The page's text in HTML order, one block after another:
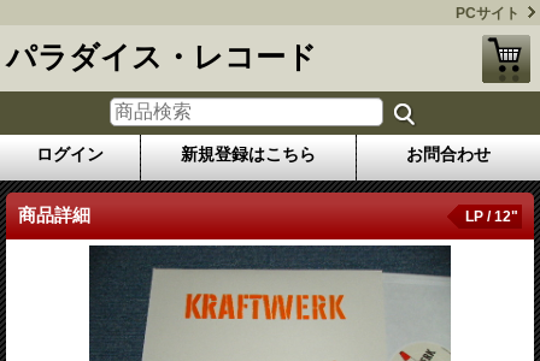
PCサイト
パラダイス・レコード
ログイン 新規登録はこちら お問合わせ
商品詳細 LP / 12"